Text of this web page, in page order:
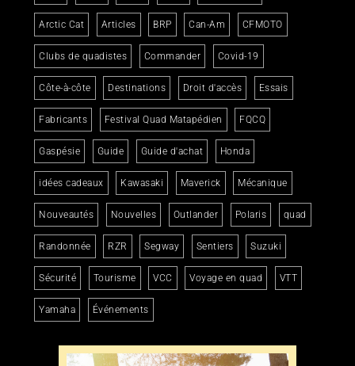
Arctic Cat Articles BRP Can-Am CFMOTO
Clubs de quadistes Commander Covid-19
Côte-à-côte Destinations Droit d'accès Essais
Fabricants Festival Quad Matapédien FQCQ
Gaspésie Guide Guide d'achat Honda
idées cadeaux Kawasaki Maverick Mécanique
Nouveautés Nouvelles Outlander Polaris quad
Randonnée RZR Segway Sentiers Suzuki
Sécurité Tourisme VCC Voyage en quad VTT
Yamaha Événements